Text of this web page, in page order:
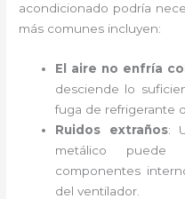
acondicionado podría
más comunes incluyen:
El aire no enfría
desciende lo
fuga de refrigerante
Ruidos extraños:
metálico puede
componentes
del ventilador.